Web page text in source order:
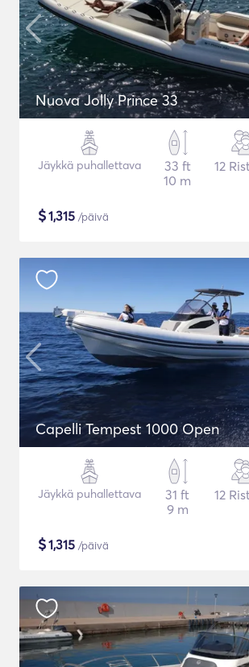
Nuova Jolly Prince 33
Jäykkä puhallettava
33 ft
10 m
12
$1,315 /päivä
Capelli Tempest 1000 Open
Jäykkä puhallettava
31 ft
9 m
12
$1,315 /päivä